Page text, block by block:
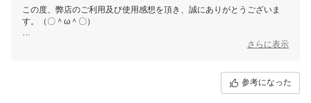
この度、弊店のご利用及び使用感想を頂き、誠にありがとうございま
す。（〇＾ω＾〇）
ご多用にもかかわらず、丁寧なご使用感想をいただき本当に嬉しい限り
お買い上げ商品は少しでもお客様のお役に立てれば幸いです。
これからもまた何がございましたら、是非お気軽にショップまでお問い
さらに表示
参考になった